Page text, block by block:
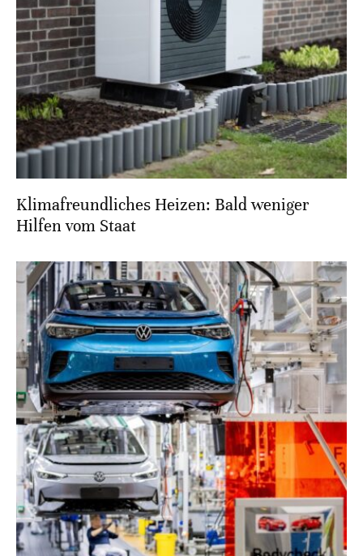
Klimafreundliches Heizen: Bald weniger
Hilfen vom Staat